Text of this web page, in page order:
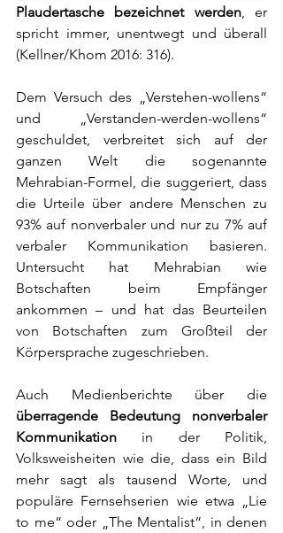
Plaudertasche bezeichnet werden, er
spricht immer, unentwegt und überall
(Kellner/Khom 2016: 316).
Dem Versuch des „Verstehen-wollens“
und „Verstanden-werden-wollens“
geschuldet, verbreitet sich auf der
ganzen Welt die sogenannte
Mehrabian-Formel, die suggeriert, dass
die Urteile über andere Menschen zu
93% auf nonverbaler und nur zu 7% auf
verbaler Kommunikation basieren.
Untersucht hat Mehrabian wie
Botschaften beim Empfänger
ankommen – und hat das Beurteilen
von Botschaften zum Großteil der
Körpersprache zugeschrieben.
überragende Bedeutung nonverbaler
Kommunikation in der Politik,
Volksweisheiten wie die, dass ein Bild
mehr sagt als tausend Worte, und
populäre Fernsehserien wie etwa „Lie
to me“ oder „The Mentalist“, in denen